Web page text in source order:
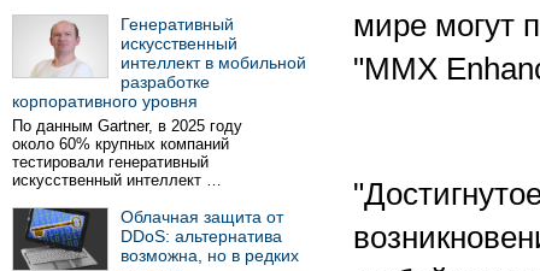
Генеративный
искусственный
интеллект в мобильной
разработке
корпоративного уровня
По данным Gartner, в 2025 году
около 60% крупных компаний
тестировали генеративный
искусственный интеллект …
Облачная защита от
DDoS: альтернатива
возможна, но в редких
мире могут
"MMX